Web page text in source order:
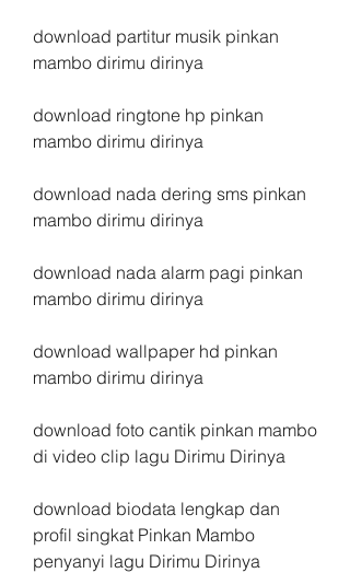
download partitur musik pinkan
mambo dirimu dirinya
download ringtone hp pinkan
mambo dirimu dirinya
download nada dering sms pinkan
mambo dirimu dirinya
download nada alarm pagi pinkan
mambo dirimu dirinya
download wallpaper hd pinkan
mambo dirimu dirinya
download foto cantik pinkan mambo
di video clip lagu Dirimu Dirinya
download biodata lengkap dan
profil singkat Pinkan Mambo
penyanyi lagu Dirimu Dirinya